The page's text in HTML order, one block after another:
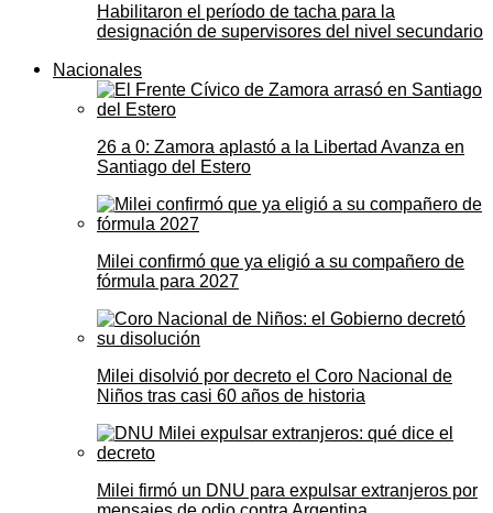
Habilitaron el período de tacha para la
designación de supervisores del nivel secundario
Nacionales
26 a 0: Zamora aplastó a la Libertad Avanza en
Santiago del Estero
Milei confirmó que ya eligió a su compañero de
fórmula para 2027
Milei disolvió por decreto el Coro Nacional de
Niños tras casi 60 años de historia
Milei firmó un DNU para expulsar extranjeros por